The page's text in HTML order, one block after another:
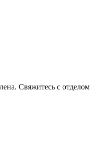
Свяжитесь с отделом